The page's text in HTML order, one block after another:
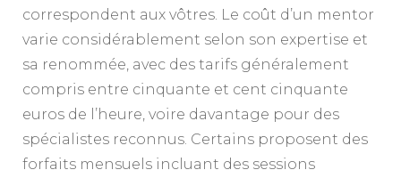
correspondent aux vôtres. Le coût d’un mentor
varie considérablement selon son expertise et
sa renommée, avec des tarifs généralement
compris entre cinquante et cent cinquante
euros de l’heure, voire davantage pour des
spécialistes reconnus. Certains proposent des
forfaits mensuels incluant des sessions